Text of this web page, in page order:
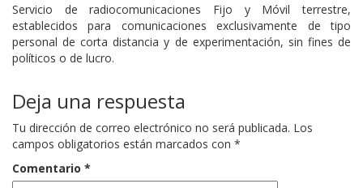
Servicio de radiocomunicaciones Fijo y Móvil terrestre,
establecidos para comunicaciones exclusivamente de tipo
personal de corta distancia y de experimentación, sin fines de
políticos o de lucro.
Deja una respuesta
Tu dirección de correo electrónico no será publicada. Los
campos obligatorios están marcados con *
Comentario *